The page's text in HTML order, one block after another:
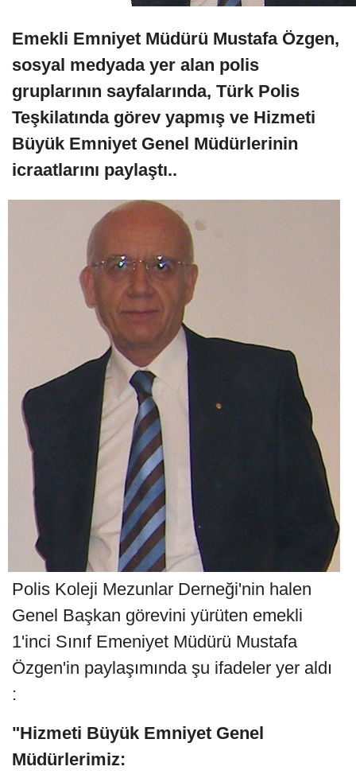
Emekli Emniyet Müdürü Mustafa Özgen,
sosyal medyada yer alan polis
gruplarının sayfalarında, Türk Polis
Teşkilatında görev yapmış ve Hizmeti
Büyük Emniyet Genel Müdürlerinin
icraatlarını paylaştı..
Polis Koleji Mezunlar Derneği'nin halen
Genel Başkan görevini yürüten emekli
1'inci Sınıf Emeniyet Müdürü Mustafa
Özgen'in paylaşımında şu ifadeler yer aldı
:
"Hizmeti Büyük Emniyet Genel
Müdürlerimiz: